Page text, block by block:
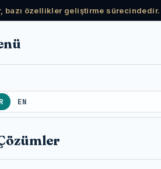
bazı özellikler geliştirme
KOBİ Dönüşüm
Akademisi
EN